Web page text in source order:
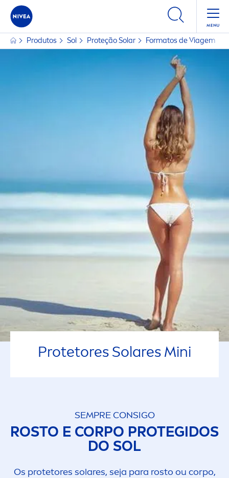
Produtos Sol Proteção Solar Formatos de Viagem
Protetores Solares Mini
SEMPRE CONSIGO
ROSTO E CORPO PROTEGIDOS
DO SOL
Os protetores solares, seja para rosto ou corpo,